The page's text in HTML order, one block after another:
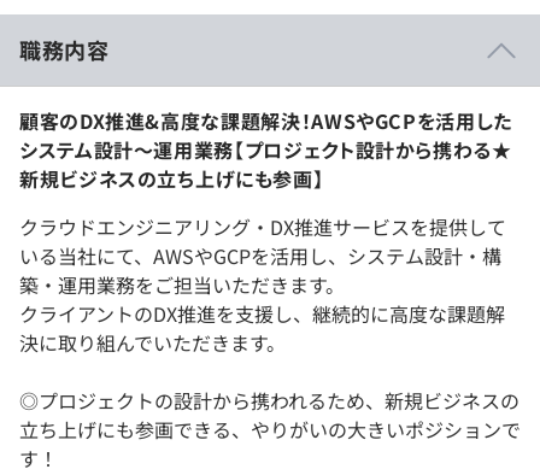
職務内容
顧客のDX推進&高度な課題解決！AWSやGCPを活用した
システム設計〜運用業務【プロジェクト設計から携わる★
新規ビジネスの立ち上げにも参画】
クラウドエンジニアリング・DX推進サービスを提供して
いる当社にて、AWSやGCPを活用し、システム設計・構
築・運用業務をご担当いただきます。
クライアントのDX推進を支援し、継続的に高度な課題解
決に取り組んでいただきます。
◎プロジェクトの設計から携われるため、新規ビジネスの
立ち上げにも参画できる、やりがいの大きいポジションで
す！